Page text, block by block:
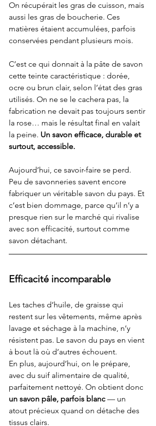
On récupérait les gras de cuisson, mais
aussi les gras de boucherie. Ces
matières étaient accumulées, parfois
conservées pendant plusieurs mois.
C’est ce qui donnait à la pâte de savon
cette teinte caractéristique : dorée,
ocre ou brun clair, selon l’état des gras
utilisés. On ne se le cachera pas, la
fabrication ne devait pas toujours sentir
la rose… mais le résultat final en valait
la peine. Un savon efficace, durable et
surtout, accessible.
Aujourd’hui, ce savoir-faire se perd.
Peu de savonneries savent encore
fabriquer un véritable savon du pays. Et
c’est bien dommage, parce qu’il n’y a
presque rien sur le marché qui rivalise
avec son efficacité, surtout comme
savon détachant.
Efficacité incomparable
Les taches d’huile, de graisse qui
restent sur les vêtements, même après
lavage et séchage à la machine, n’y
résistent pas. Le savon du pays en vient
à bout là où d’autres échouent.
En plus, aujourd’hui, on le prépare,
avec du suif alimentaire de qualité,
parfaitement nettoyé. On obtient donc
un savon pâle, parfois blanc — un
atout précieux quand on détache des
tissus clairs.